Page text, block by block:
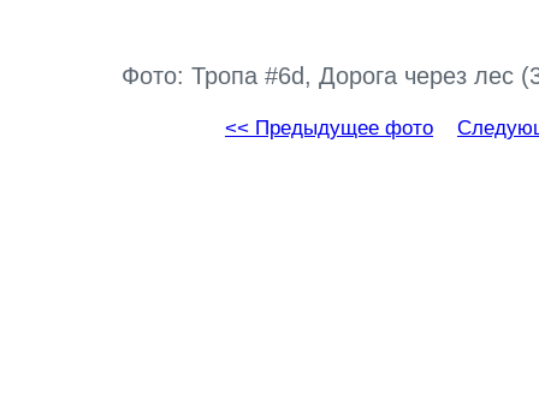
Фото: Тропа #6d, Дорога через лес
<< Предыдущее фото